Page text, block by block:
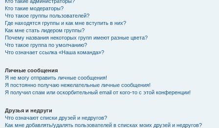
Кто такие модераторы?
Что такое группы пользователей?
Где находятся группы и как мне вступить в них?
Как мне стать лидером группы?
Почему названия некоторых групп имеют разные цвета?
Что такое группа по умолчанию?
Что означает ссылка «Наша команда»?
Личные сообщения
Я не могу отправить личные сообщения!
Я постоянно получаю нежелательные личные сообщения!
Я получил спам или оскорбительный email от кого-то с этой конференции!
Друзья и недруги
Что означают списки друзей и недругов?
Как мне добавлять/удалять пользователей в списках моих друзей и недругов?